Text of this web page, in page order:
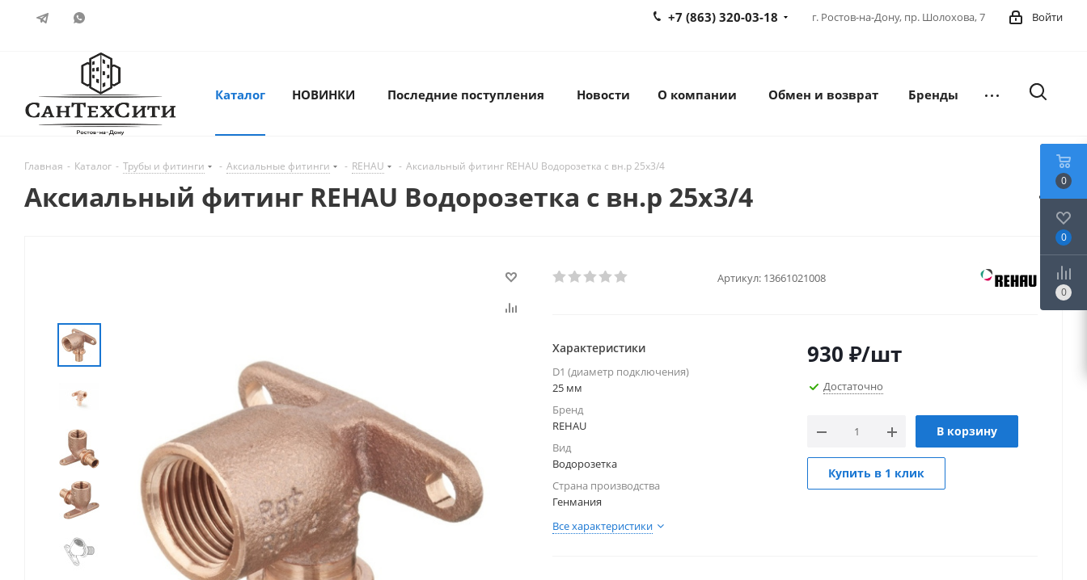
Войти
г. Ростов-на-Дону, пр. Шолохова, 7
+7 (863) 320-03-18
Каталог НОВИНКИ Последние поступления Новости О компании Обмен и возврат Бренды
Главная - Каталог - Трубы и фитинги - Аксиальные фитинги - REHAU - Аксиальный фитинг REHAU Водорозетка с вн.р 25х3/4
Аксиальный фитинг REHAU Водорозетка с вн.р 25х3/4
Артикул: 13661021008
Характеристики
D1 (диаметр подключения)
25 мм
Бренд
REHAU
Вид
Водорозетка
Страна производства
Генмания
Все характеристики
930 ₽/шт
Достаточно
В корзину
Купить в 1 клик
0
0
0